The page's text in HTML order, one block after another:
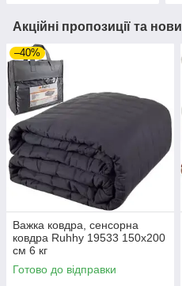
Акційні пропозиції та
–40%
Важка ковдра, сенсорна
ковдра Ruhhy 19533 150х200
см 6 кг
Готово до відправки